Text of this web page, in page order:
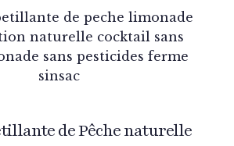
de Pêche naturelle